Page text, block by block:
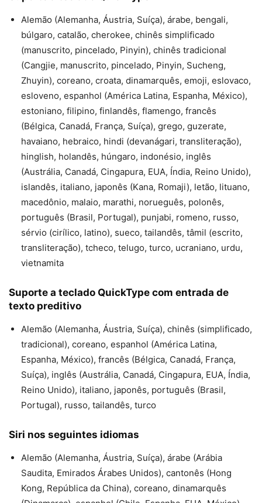
Alemão (Alemanha, Áustria, Suíça), árabe, bengali,
búlgaro, catalão, cherokee, chinês simplificado
(manuscrito, pincelado, Pinyin), chinês tradicional
(Cangjie, manuscrito, pincelado, Pinyin, Sucheng,
Zhuyin), coreano, croata, dinamarquês, emoji, eslovaco,
esloveno, espanhol (América Latina, Espanha, México),
estoniano, filipino, finlandês, flamengo, francês
(Bélgica, Canadá, França, Suíça), grego, guzerate,
havaiano, hebraico, hindi (devanágari, transliteração),
hinglish, holandês, húngaro, indonésio, inglês
(Austrália, Canadá, Cingapura, EUA, Índia, Reino Unido),
islandês, italiano, japonês (Kana, Romaji), letão, lituano,
macedônio, malaio, marathi, norueguês, polonês,
português (Brasil, Portugal), punjabi, romeno, russo,
sérvio (cirílico, latino), sueco, tailandês, tâmil (escrito,
transliteração), tcheco, telugo, turco, ucraniano, urdu,
vietnamita
Suporte a teclado QuickType com entrada de
texto preditivo
Alemão (Alemanha, Áustria, Suíça), chinês (simplificado,
tradicional), coreano, espanhol (América Latina,
Espanha, México), francês (Bélgica, Canadá, França,
Suíça), inglês (Austrália, Canadá, Cingapura, EUA, Índia,
Reino Unido), italiano, japonês, português (Brasil,
Portugal), russo, tailandês, turco
Siri nos seguintes idiomas
Alemão (Alemanha, Áustria, Suíça), árabe (Arábia
Saudita, Emirados Árabes Unidos), cantonês (Hong
Kong, República da China), coreano, dinamarquês